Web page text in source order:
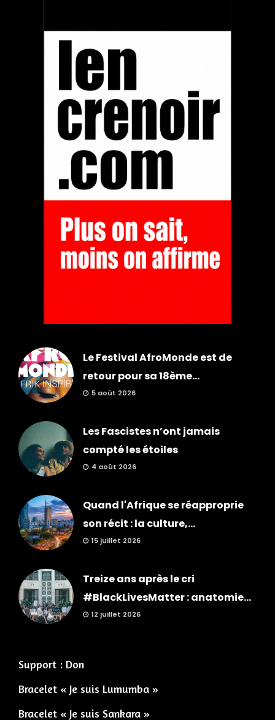
Le Festival AfroMonde est de
retour pour sa 18ème...
5 août 2026
Les Fascistes n’ont jamais
compté les étoiles
4 août 2026
Quand l'Afrique se réapproprie
son récit : la culture,...
15 juillet 2026
Treize ans après le cri
#BlackLivesMatter : anatomie...
12 juillet 2026
Support : Don
Bracelet « Je suis Lumumba »
Bracelet « Je suis Sankara »